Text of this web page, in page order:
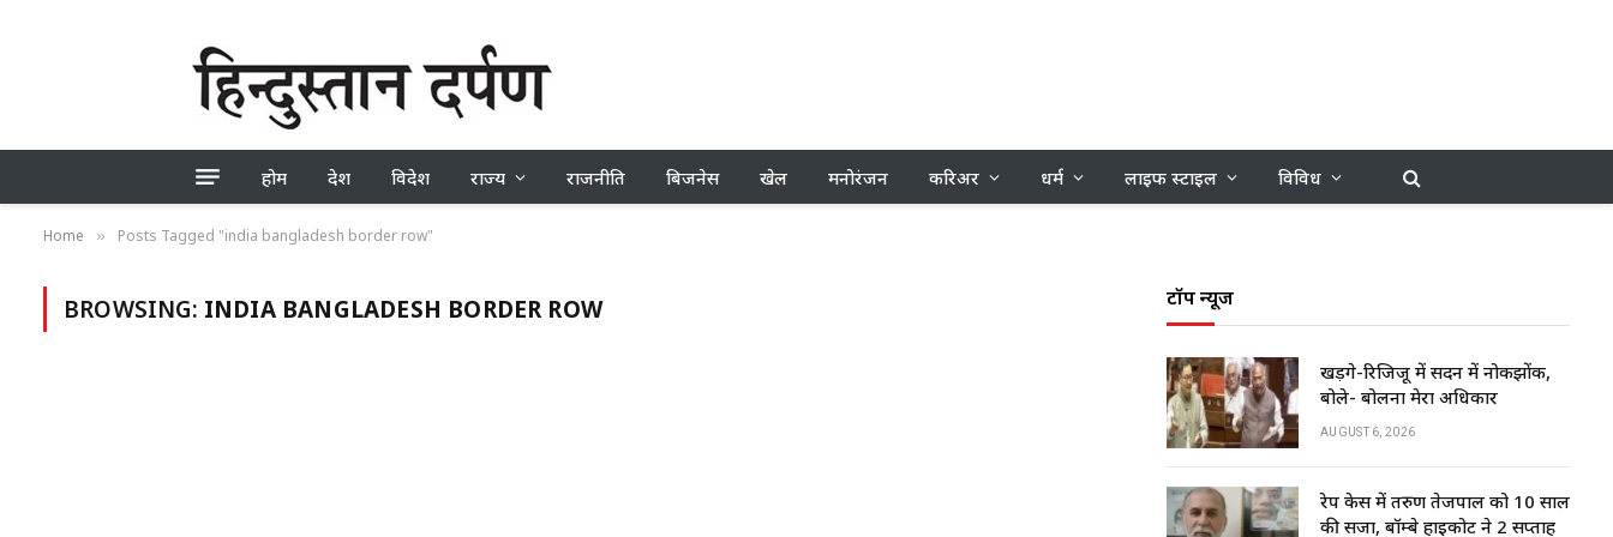
होम देश विदेश राज्य राजनीति बिजनेस खेल मनोरंजन करिअर धर्म लाइफ स्टाइल विविध
Home » Posts Tagged "india bangladesh border row"
BROWSING: INDIA BANGLADESH BORDER ROW टॉप न्यूज
खड़गे-रिजिजू में सदन में नोकझोंक,
बोले- बोलना मेरा अधिकार
AUGUST 6, 2026
रेप केस में तरुण तेजपाल को 10 साल
की सजा, बॉम्बे हाईकोर्ट ने 2 सप्ताह